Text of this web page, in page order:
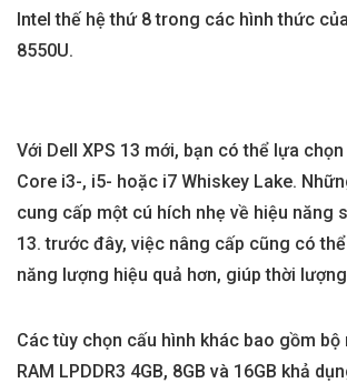
Intel thế hệ thứ 8 trong các hình thức
8550U.
Với Dell XPS 13 mới, bạn có thể lựa
Core i3-, i5- hoặc i7 Whiskey Lake.
cung cấp một cú hích nhẹ về hiệu năng
13. trước đây, việc nâng cấp cũng có
năng lượng hiệu quả hơn, giúp thời
Các tùy chọn cấu hình khác bao gồm bộ
RAM LPDDR3 4GB, 8GB và 16GB khả